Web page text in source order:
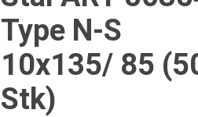
Type N-S
10x135/ 85
Stk)